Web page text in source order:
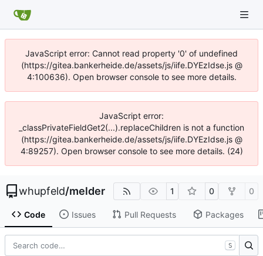
JavaScript error: Cannot read property '0' of undefined
(https://gitea.bankerheide.de/assets/js/iife.DYEzIdse.js @
4:100636). Open browser console to see more details.
JavaScript error:
_classPrivateFieldGet2(...).replaceChildren is not a function
(https://gitea.bankerheide.de/assets/js/iife.DYEzIdse.js @
4:89257). Open browser console to see more details. (24)
whupfeld/melder 1 0 0
Code Issues Pull Requests Packages
S